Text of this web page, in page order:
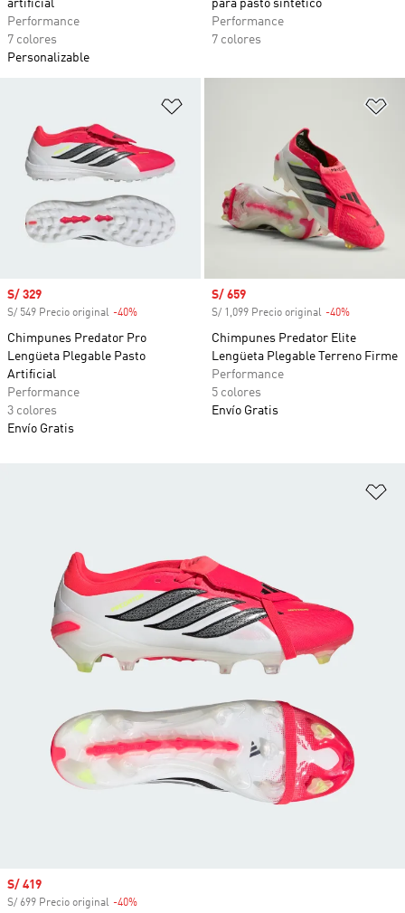
artificial
Performance
7 colores
Personalizable
para pasto sintético
Performance
7 colores
Precio de venta
S/ 329
S/ 549 Precio original -40%
Chimpunes Predator Pro
Lengüeta Plegable Pasto
Artificial
Performance
3 colores
Envío Gratis
Precio de venta
S/ 659
S/ 1,099 Precio original -40%
Chimpunes Predator Elite
Lengüeta Plegable Terreno Firme
Performance
5 colores
Envío Gratis
Precio de venta
S/ 419
S/ 699 Precio original -40%